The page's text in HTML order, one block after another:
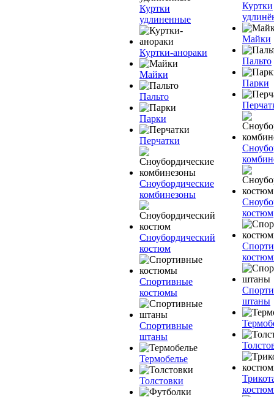
Куртки
удлиненные
Куртки-анораки
Майки
Пальто
Парки
Перчатки
Сноубордические
комбинезоны
Сноубордический
костюм
Спортивные
костюмы
Спортивные
штаны
Термобелье
Толстовки
Куртки
Майки
Пальто
Парки
костюм
штаны